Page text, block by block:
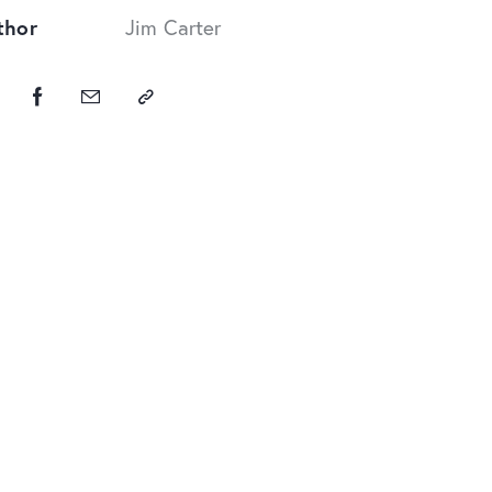
Jim Carter